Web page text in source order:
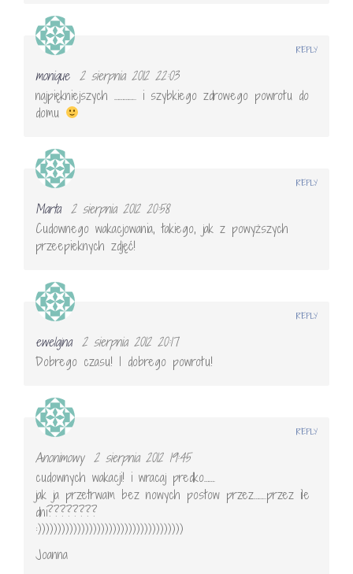
monique 2 sierpnia 2012 22:03
najpiękniejszych ………….. i szybkiego zdrowego powrotu do
domu
REPLY
Marta 2 sierpnia 2012 20:58
Cudownego wakacjowania, takiego, jak z powyższych
przeepieknych zdjęć!
REPLY
ewelajna 2 sierpnia 2012 20:17
Dobrego czasu! I dobrego powrotu!
REPLY
Anonimowy 2 sierpnia 2012 19:45
cudownych wakacji! i wracaj predko…….
jak ja przetrwam bez nowych postow przez……..przez ile
dni????????
:)))))))))))))))))))))))))))))))))))))
Joanna
REPLY